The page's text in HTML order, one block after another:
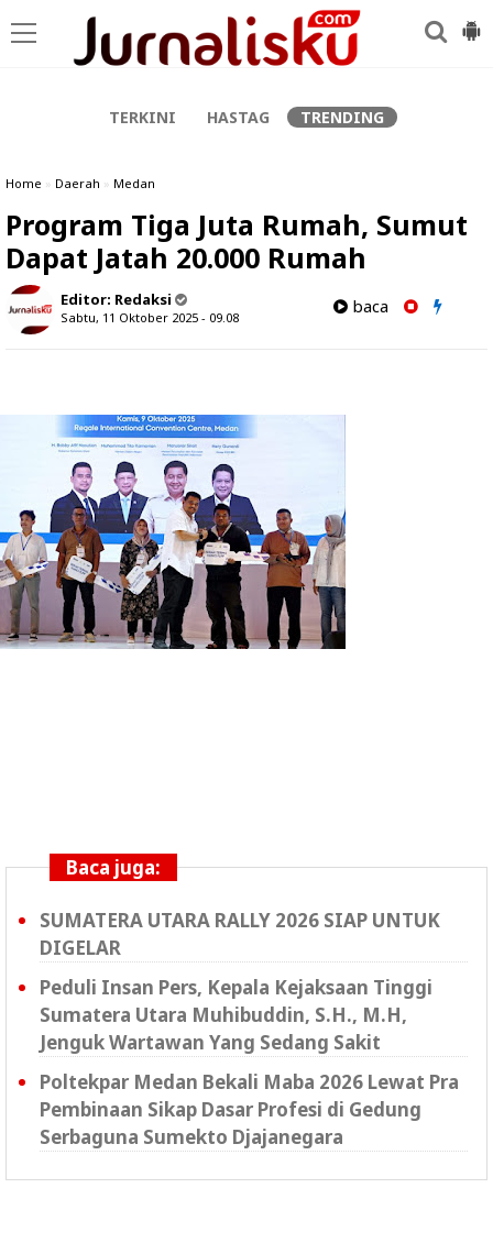
TERKINI HASTAG TRENDING
Home » Daerah » Medan
Program Tiga Juta Rumah, Sumut
Dapat Jatah 20.000 Rumah
Editor: Redaksi
Sabtu, 11 Oktober 2025 - 09.08
baca
Baca juga:
SUMATERA UTARA RALLY 2026 SIAP UNTUK
DIGELAR
Peduli Insan Pers, Kepala Kejaksaan Tinggi
Sumatera Utara Muhibuddin, S.H., M.H,
Jenguk Wartawan Yang Sedang Sakit
Poltekpar Medan Bekali Maba 2026 Lewat Pra
Pembinaan Sikap Dasar Profesi di Gedung
Serbaguna Sumekto Djajanegara